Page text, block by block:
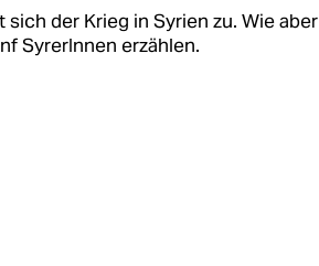
der Krieg in Syrien zu. Wie aber
SyrerInnen erzählen.